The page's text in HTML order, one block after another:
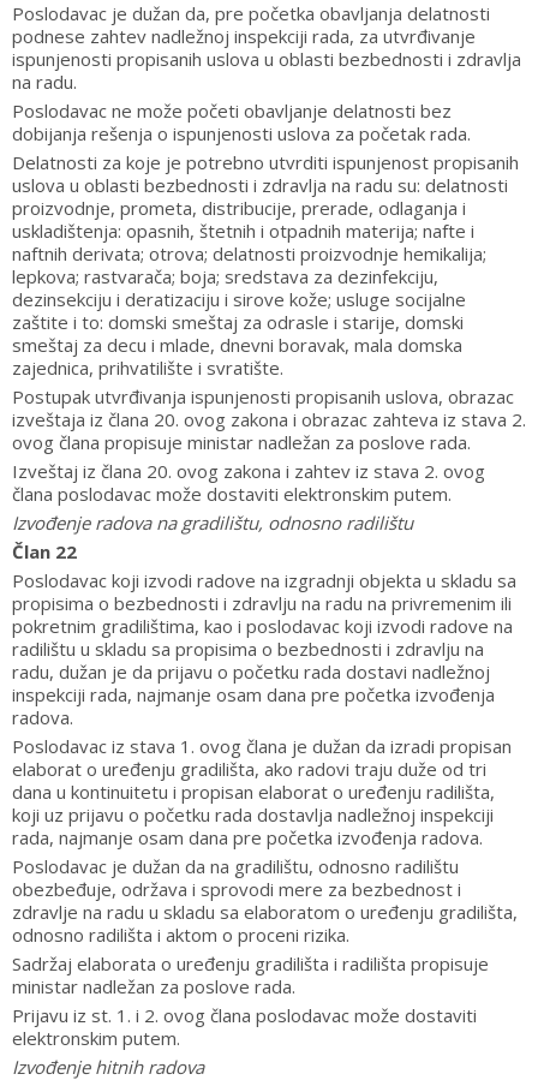
Poslodavac je dužan da, pre početka obavljanja delatnosti
podnese zahtev nadležnoj inspekciji rada, za utvrđivanje
ispunjenosti propisanih uslova u oblasti bezbednosti i zdravlja
na radu.
Poslodavac ne može početi obavljanje delatnosti bez
dobijanja rešenja o ispunjenosti uslova za početak rada.
Delatnosti za koje je potrebno utvrditi ispunjenost propisanih
uslova u oblasti bezbednosti i zdravlja na radu su: delatnosti
proizvodnje, prometa, distribucije, prerade, odlaganja i
uskladištenja: opasnih, štetnih i otpadnih materija; nafte i
naftnih derivata; otrova; delatnosti proizvodnje hemikalija;
lepkova; rastvarača; boja; sredstava za dezinfekciju,
dezinsekciju i deratizaciju i sirove kože; usluge socijalne
zaštite i to: domski smeštaj za odrasle i starije, domski
smeštaj za decu i mlade, dnevni boravak, mala domska
zajednica, prihvatilište i svratište.
Postupak utvrđivanja ispunjenosti propisanih uslova, obrazac
izveštaja iz člana 20. ovog zakona i obrazac zahteva iz stava 2.
ovog člana propisuje ministar nadležan za poslove rada.
Izveštaj iz člana 20. ovog zakona i zahtev iz stava 2. ovog
člana poslodavac može dostaviti elektronskim putem.
Izvođenje radova na gradilištu, odnosno radilištu
Član 22
Poslodavac koji izvodi radove na izgradnji objekta u skladu sa
propisima o bezbednosti i zdravlju na radu na privremenim ili
pokretnim gradilištima, kao i poslodavac koji izvodi radove na
radilištu u skladu sa propisima o bezbednosti i zdravlju na
radu, dužan je da prijavu o početku rada dostavi nadležnoj
inspekciji rada, najmanje osam dana pre početka izvođenja
radova.
Poslodavac iz stava 1. ovog člana je dužan da izradi propisan
elaborat o uređenju gradilišta, ako radovi traju duže od tri
dana u kontinuitetu i propisan elaborat o uređenju radilišta,
koji uz prijavu o početku rada dostavlja nadležnoj inspekciji
rada, najmanje osam dana pre početka izvođenja radova.
Poslodavac je dužan da na gradilištu, odnosno radilištu
obezbeđuje, održava i sprovodi mere za bezbednost i
zdravlje na radu u skladu sa elaboratom o uređenju gradilišta,
odnosno radilišta i aktom o proceni rizika.
Sadržaj elaborata o uređenju gradilišta i radilišta propisuje
ministar nadležan za poslove rada.
Prijavu iz st. 1. i 2. ovog člana poslodavac može dostaviti
elektronskim putem.
Izvođenje hitnih radova